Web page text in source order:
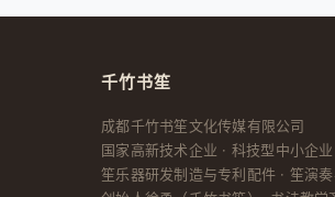
千竹书笙
成都千竹书笙文化传媒有限公司
国家高新技术企业 · 科技型中小企业
笙乐器研发制造与专利配件 · 笙演